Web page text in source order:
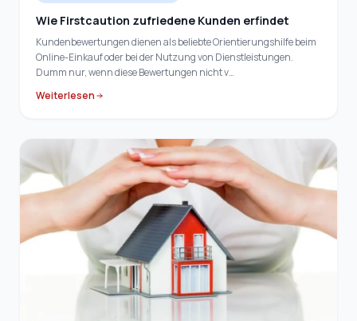
Wie Firstcaution zufriedene Kunden erfindet
Kundenbewertungen dienen als beliebte Orientierungshilfe beim
Online-Einkauf oder bei der Nutzung von Dienstleistungen.
Dumm nur, wenn diese Bewertungen nicht v…
Weiterlesen